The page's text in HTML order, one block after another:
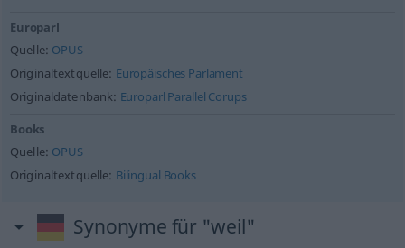
Europarl
Quelle: OPUS
Originaltextquelle: Europäisches Parlament
Originaldatenbank: Europarl Parallel Corups
Books
Quelle: OPUS
Originaltextquelle: Bilingual Books
Synonyme für "weil"